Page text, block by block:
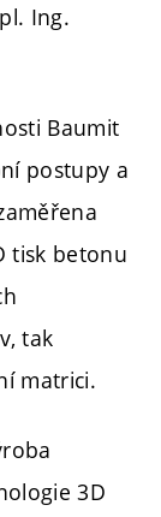
Ing.
Baumit
postupy a
tisk betonu
tak
matrici.
3D